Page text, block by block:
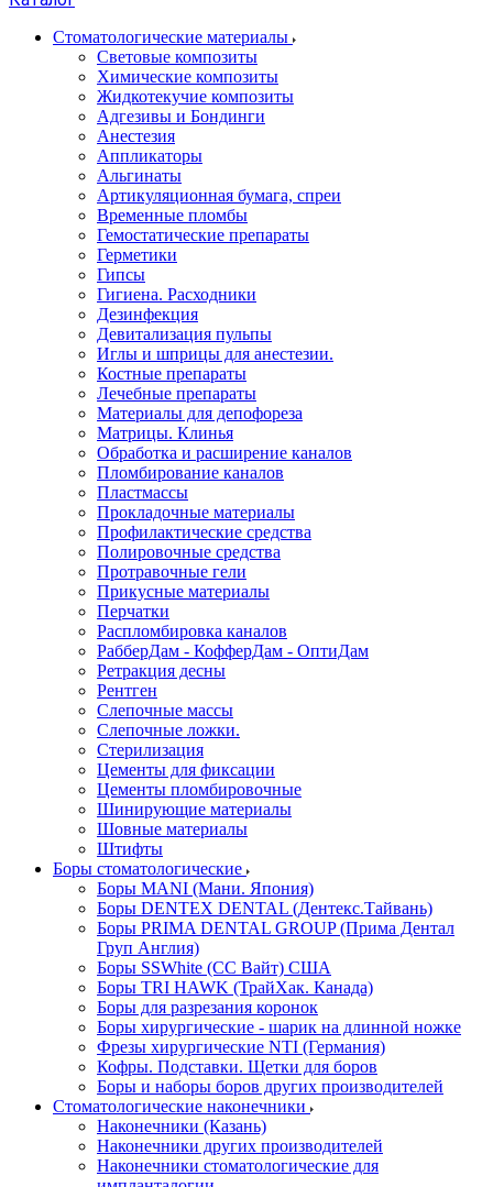
Стоматологические материалы
Световые композиты
Химические композиты
Жидкотекучие композиты
Адгезивы и Бондинги
Анестезия
Аппликаторы
Альгинаты
Артикуляционная бумага, спреи
Временные пломбы
Гемостатические препараты
Герметики
Гипсы
Гигиена. Расходники
Дезинфекция
Девитализация пульпы
Иглы и шприцы для анестезии.
Костные препараты
Лечебные препараты
Материалы для депофореза
Матрицы. Клинья
Обработка и расширение каналов
Пломбирование каналов
Пластмассы
Прокладочные материалы
Профилактические средства
Полировочные средства
Протравочные гели
Прикусные материалы
Перчатки
Распломбировка каналов
РабберДам - КофферДам - ОптиДам
Ретракция десны
Рентген
Слепочные массы
Слепочные ложки.
Стерилизация
Цементы для фиксации
Цементы пломбировочные
Шинирующие материалы
Шовные материалы
Штифты
Боры стоматологические
Боры MANI (Мани. Япония)
Боры DENTEX DENTAL (Дентекс.Тайвань)
Боры PRIMA DENTAL GROUP (Прима Дентал
Груп Англия)
Боры SSWhite (СС Вайт) США
Боры TRI HAWK (ТрайХак. Канада)
Боры для разрезания коронок
Боры хирургические - шарик на длинной ножке
Фрезы хирургические NTI (Германия)
Кофры. Подставки. Щетки для боров
Боры и наборы боров других производителей
Стоматологические наконечники
Наконечники (Казань)
Наконечники других производителей
Наконечники стоматологические для